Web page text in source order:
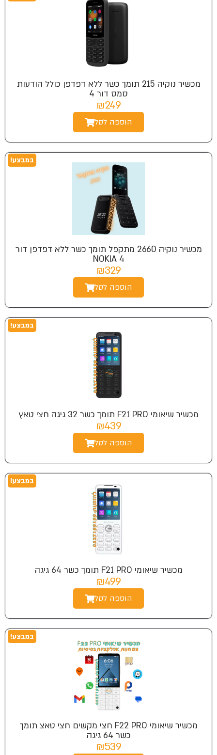
מכשיר נוקיה 215 תומך כשר ללא דפדפן כולל הודעות
סמס דור 4
₪249
הוספה לסל
במבצע!
מכשיר נוקיה 2660 מתקפל תומך כשר ללא דפדפן דור
4 NOKIA
₪329
הוספה לסל
במבצע!
מכשיר שיאומי F21 PRO תומך כשר 32 גיגה חצי טאץ
₪439
הוספה לסל
במבצע!
מכשיר שיאומי F21 PRO תומך כשר 64 גיגה
₪499
הוספה לסל
במבצע!
מכשיר שיאומי F22 PRO חצי מקשים חצי טאצ תומך
כשר 64 גיגה
₪539